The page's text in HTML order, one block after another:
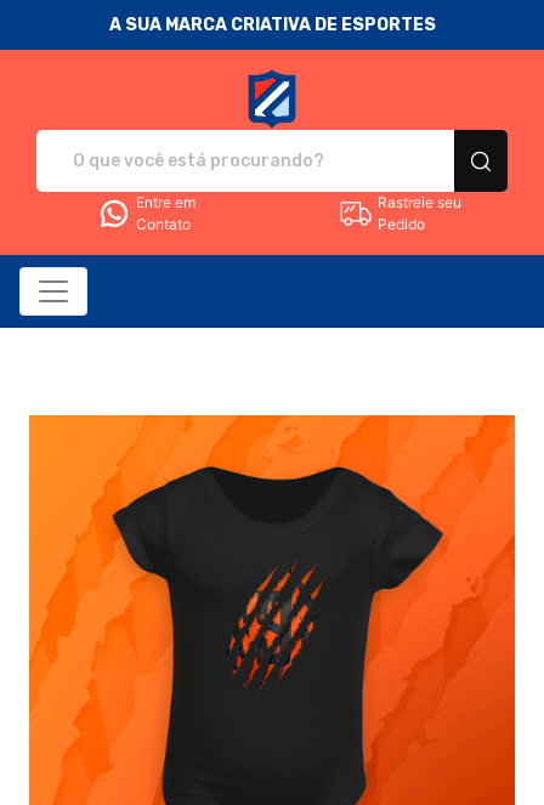
A SUA MARCA CRIATIVA DE ESPORTES
Fanática Sport Nation -
Entre em
Contato
Rastreie seu
Pedido